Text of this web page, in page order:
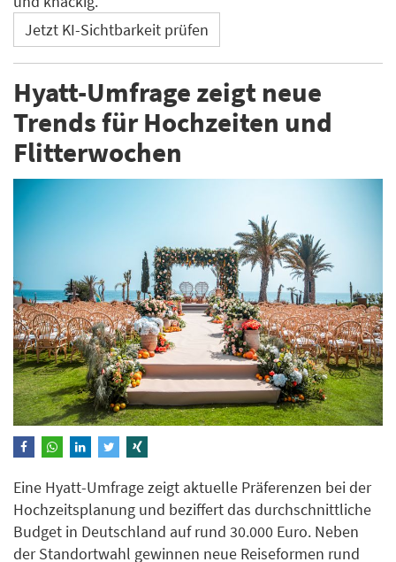
Jetzt KI-Sichtbarkeit prüfen
Hyatt-Umfrage zeigt neue
Trends für Hochzeiten und
Flitterwochen
Eine Hyatt-Umfrage zeigt aktuelle Präferenzen bei der
Hochzeitsplanung und beziffert das durchschnittliche
Budget in Deutschland auf rund 30.000 Euro. Neben
der Standortwahl gewinnen neue Reiseformen rund